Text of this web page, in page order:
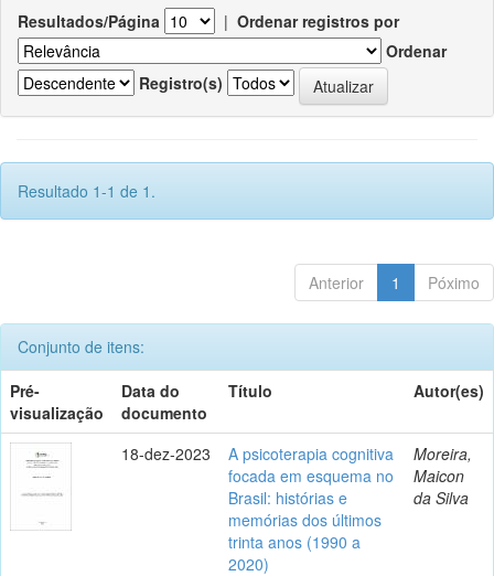
Resultados/Página | Ordenar registros por
Ordenar
Registro(s)
Resultado 1-1 de 1.
Anterior 1 Póximo
Conjunto de itens:
Pré-
visualização
Data do
documento
Título Autor(es)
18-dez-2023
A psicoterapia cognitiva
focada em esquema no
Brasil: histórias e
memórias dos últimos
trinta anos (1990 a
2020)
Moreira,
Maicon
da Silva